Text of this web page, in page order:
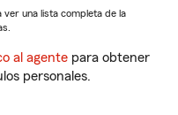
ver una lista completa de la
al agente para obtener
personales.